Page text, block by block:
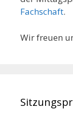
Fachschaft.
Wir freuen